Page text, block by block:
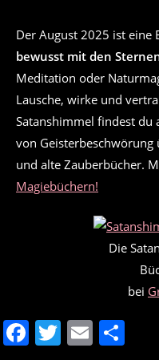
Der August 2025 ist eine
bewusst mit den
Meditation oder
Lausche, wirke und
Satanshimmel findest du
von Geisterbeschwörung
und alte Zauberbücher.
Magiebüchern!
Die
bei
F T E